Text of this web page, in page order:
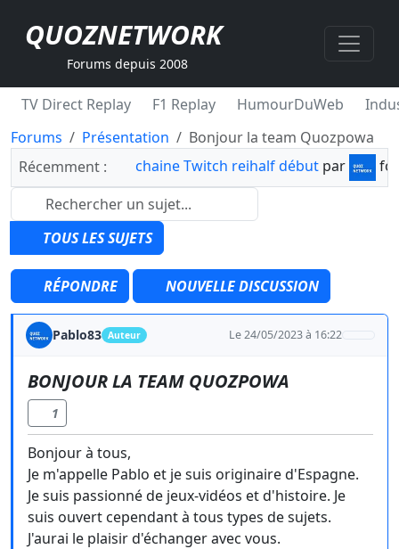
QUOZNETWORK
Forums depuis 2008
TV Direct Replay F1 Replay HumourDuWeb
Forums
Présentation
Bonjour la team Quozpowa
Récemment :
chaine Twitch reihalf début par
TOUS LES SUJETS
RÉPONDRE NOUVELLE DISCUSSION
Pablo83 Auteur Le 24/05/2023 à 16:22
BONJOUR LA TEAM QUOZPOWA
1
Bonjour à tous,
Je m'appelle Pablo et je suis originaire d'Espagne.
Je suis passionné de jeux-vidéos et d'histoire. Je
suis ouvert cependant à tous types de sujets.
J'aurai le plaisir d'échanger avec vous.